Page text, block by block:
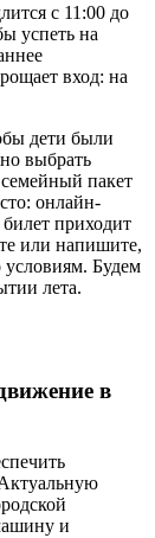
с 11:00 до
успеть на
вход: на
дети были
выбрать
пакет
онлайн-
приходит
или напишите,
Будем
лета.
в
и